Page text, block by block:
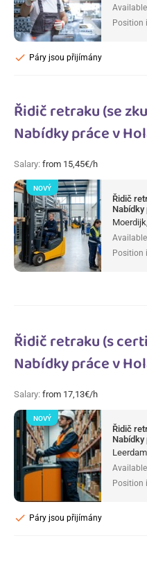
Position
Páry jsou přijímány
check
Řidič retraku (se
Nabídky práce v
Salary: from 15,45€/h
Řidič
Nabídky
Position
NOVÝ
Řidič retraku (s
Nabídky práce v
Salary: from 17,13€/h
Řidič
Nabídky
Position
Páry jsou přijímány
check
NOVÝ